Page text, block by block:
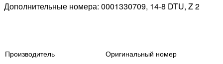
Дополнительные номера: 0001330709, 14-8 DTU, Z 2
Производитель Оригинальный номер